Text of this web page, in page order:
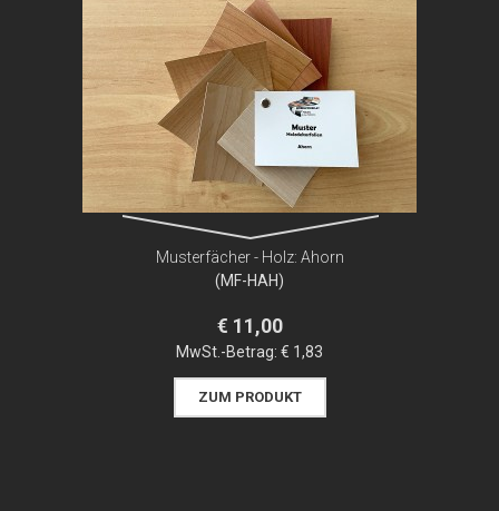
Musterfächer - Holz: Ahorn
(MF-HAH)
€ 11,00
MwSt.-Betrag: € 1,83
ZUM PRODUKT